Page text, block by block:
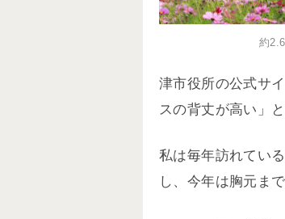
約
津市役所の公式サ
スの背丈が高い」
私は毎年訪れてい
し、今年は胸元ま